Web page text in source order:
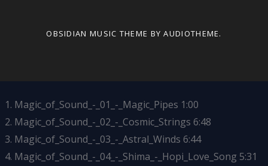
OBSIDIAN MUSIC THEME BY AUDIOTHEME.
Magic_of_Sound_-_01_-_Magic_Pipes 1:00
Magic_of_Sound_-_02_-_Cosmic_Strings 6:48
Magic_of_Sound_-_03_-_Astral_Winds 6:44
Magic_of_Sound_-_04_-_Shima_-_Hopi_Love_Song 5:31